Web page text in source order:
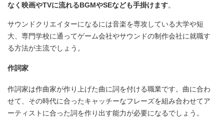
なく映画やTVに流れるBGMやSEなども手掛けます。
サウンドクリエイターになるには音楽を専攻している大学や短
大、専門学校に通ってゲーム会社やサウンドの制作会社に就職す
る方法が主流でしょう。
作詞家
作詞家は作曲家が作り上げた曲に詞を付ける職業です。曲に合わ
せて、その時代に合ったキャッチーなフレーズを組み合わせてア
ーティストに合った詞を作り出す能力が必要になるでしょう。